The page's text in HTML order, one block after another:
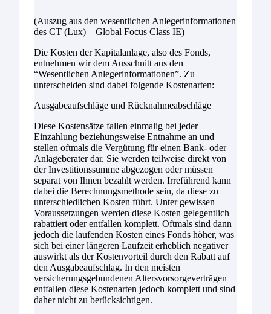
(Auszug aus den wesentlichen Anlegerinformationen
des CT (Lux) – Global Focus Class IE)
Die Kosten der Kapitalanlage, also des Fonds,
entnehmen wir dem Ausschnitt aus den
“Wesentlichen Anlegerinformationen”. Zu
unterscheiden sind dabei folgende Kostenarten:
Ausgabeaufschläge und Rücknahmeabschläge
Diese Kostensätze fallen einmalig bei jeder
Einzahlung beziehungsweise Entnahme an und
stellen oftmals die Vergütung für einen Bank- oder
Anlageberater dar. Sie werden teilweise direkt von
der Investitionssumme abgezogen oder müssen
separat von Ihnen bezahlt werden. Irreführend kann
dabei die Berechnungsmethode sein, da diese zu
unterschiedlichen Kosten führt. Unter gewissen
Voraussetzungen werden diese Kosten gelegentlich
rabattiert oder entfallen komplett. Oftmals sind dann
jedoch die laufenden Kosten eines Fonds höher, was
sich bei einer längeren Laufzeit erheblich negativer
auswirkt als der Kostenvorteil durch den Rabatt auf
den Ausgabeaufschlag. In den meisten
versicherungsgebundenen Altersvorsorgeverträgen
entfallen diese Kostenarten jedoch komplett und sind
daher nicht zu berücksichtigen.